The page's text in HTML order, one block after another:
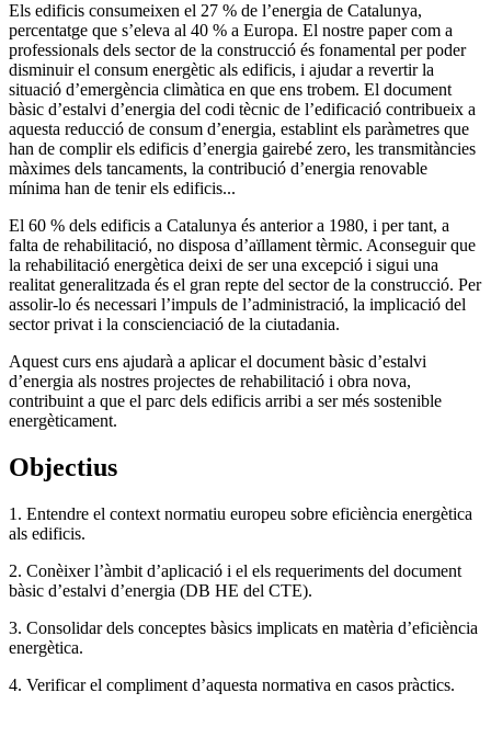
Els edificis consumeixen el 27 % de l’energia de Catalunya,
percentatge que s’eleva al 40 % a Europa. El nostre paper com a
professionals dels sector de la construcció és fonamental per poder
disminuir el consum energètic als edificis, i ajudar a revertir la
situació d’emergència climàtica en que ens trobem. El document
bàsic d’estalvi d’energia del codi tècnic de l’edificació contribueix a
aquesta reducció de consum d’energia, establint els paràmetres que
han de complir els edificis d’energia gairebé zero, les transmitàncies
màximes dels tancaments, la contribució d’energia renovable
mínima han de tenir els edificis...
El 60 % dels edificis a Catalunya és anterior a 1980, i per tant, a
falta de rehabilitació, no disposa d’aïllament tèrmic. Aconseguir que
la rehabilitació energètica deixi de ser una excepció i sigui una
realitat generalitzada és el gran repte del sector de la construcció. Per
assolir-lo és necessari l’impuls de l’administració, la implicació del
sector privat i la conscienciació de la ciutadania.
Aquest curs ens ajudarà a aplicar el document bàsic d’estalvi
d’energia als nostres projectes de rehabilitació i obra nova,
contribuint a que el parc dels edificis arribi a ser més sostenible
energèticament.
Objectius
1. Entendre el context normatiu europeu sobre eficiència energètica
als edificis.
2. Conèixer l’àmbit d’aplicació i el els requeriments del document
bàsic d’estalvi d’energia (DB HE del CTE).
3. Consolidar dels conceptes bàsics implicats en matèria d’eficiència
energètica.
4. Verificar el compliment d’aquesta normativa en casos pràctics.